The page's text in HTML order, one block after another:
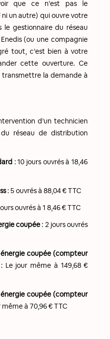
que ce n’est pas le
ni un autre) qui ouvre votre
gestionnaire du réseau
(ou une compagnie
tout, c’est bien à votre
cette ouverture. Ce
transmettre la demande à
d’un technicien
réseau de distribution
: 10 jours ouvrés à 18,46
: 5 ouvrés à 88,04 € TTC
ouvrés à 1 8,46 € TTC
coupée : 2 jours ouvrés
coupée (compteur
: Le jour même à 149,68 €
coupée (compteur
même à 70,96 € TTC